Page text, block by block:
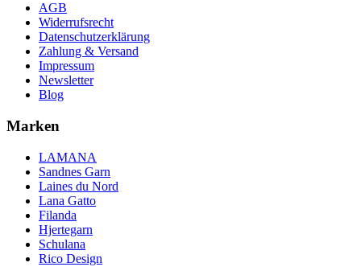
AGB
Widerrufsrecht
Datenschutzerklärung
Zahlung & Versand
Impressum
Newsletter
Blog
Marken
LAMANA
Sandnes Garn
Laines du Nord
Lana Gatto
Filanda
Hjertegarn
Schulana
Rico Design